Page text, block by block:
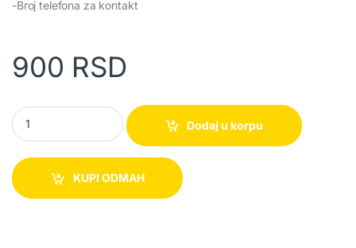
-Broj telefona za kontakt
900 RSD
Konjski šampon za kosu – ubrzava rast, zaustavlja opadanje,
Dodaj u korpu
KUPI ODMAH